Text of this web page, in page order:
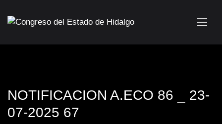
NOTIFICACION A.ECO 86 _ 23-
07-2025 67